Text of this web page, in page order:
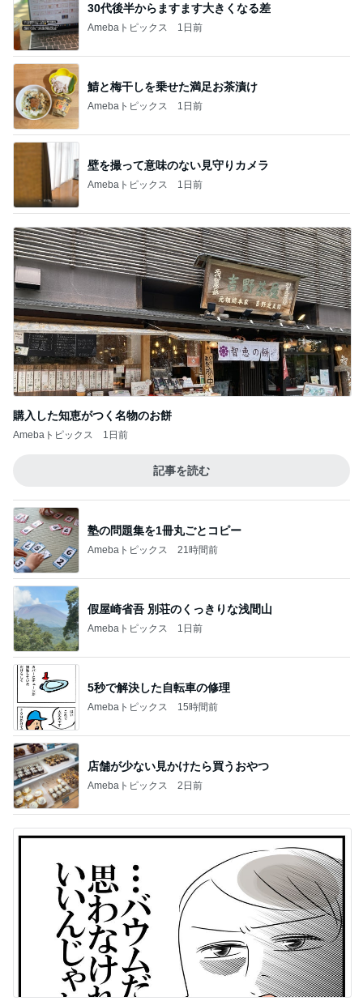
30代後半からますます大きくなる差
Amebaトピックス 1日前
鯖と梅干しを乗せた満足お茶漬け
Amebaトピックス 1日前
壁を撮って意味のない見守りカメラ
Amebaトピックス 1日前
購入した知恵がつく名物のお餅
Amebaトピックス 1日前
記事を読む
塾の問題集を1冊丸ごとコピー
Amebaトピックス 21時間前
假屋崎省吾 別荘のくっきりな浅間山
Amebaトピックス 1日前
5秒で解決した自転車の修理
Amebaトピックス 15時間前
店舗が少ない見かけたら買うおやつ
Amebaトピックス 2日前